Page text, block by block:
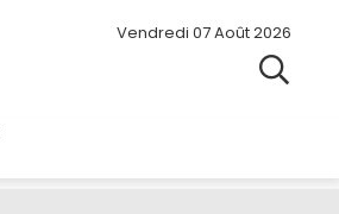
Vendredi 07 Août 2026